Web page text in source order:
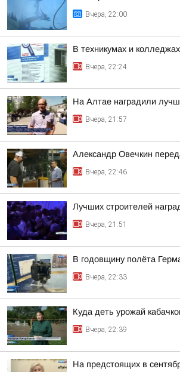
Вчера, 22:00
В техникумах и
Вчера, 22:24
На Алтае наградили
Вчера, 21:57
Александр Овечкин
Вчера, 22:46
Лучших строителей
Вчера, 21:51
В годовщину полёта
Вчера, 22:33
Куда деть урожай
Вчера, 22:39
На предстоящих в